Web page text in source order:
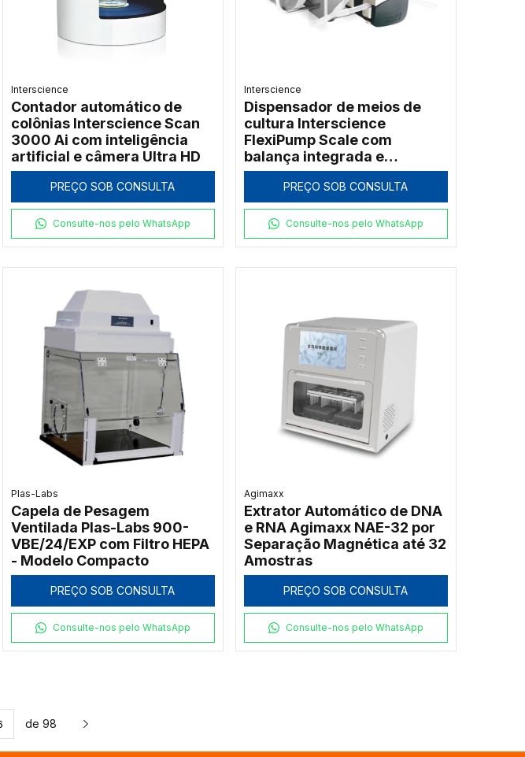
Interscience
Contador automático de
colônias Interscience Scan
3000 Ai com inteligência
artificial e câmera Ultra HD
PREÇO SOB CONSULTA
Consulte-nos pelo WhatsApp
Interscience
Dispensador de meios de
cultura Interscience
FlexiPump Scale com
balança integrada e
rastreabilidade
PREÇO SOB CONSULTA
Consulte-nos pelo WhatsApp
Plas-Labs
Capela de Pesagem
Ventilada Plas-Labs 900-
VBE/24/EXP com Filtro HEPA
- Modelo Compacto
PREÇO SOB CONSULTA
Consulte-nos pelo WhatsApp
Agimaxx
Extrator Automático de DNA
e RNA Agimaxx NAE-32 por
Separação Magnética até 32
Amostras
PREÇO SOB CONSULTA
Consulte-nos pelo WhatsApp
de 98